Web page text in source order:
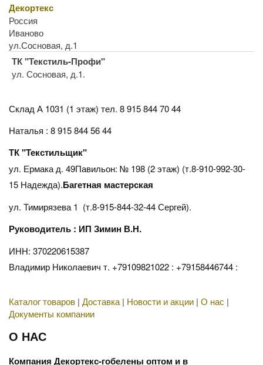
Декортекс
Россия
Иваново
ул.Сосновая, д.1
ТК "Текстиль-Профи"
ул. Сосновая, д.1.
Склад А 1031 (1 этаж) тел. 8 915 844 70 44
Наталья : 8 915 844 56 44
ТК "Текстильщик"
ул. Ермака д. 49Павильон: № 198 (2 этаж) (т.8-910-992-30-
15 Надежда).Багетная мастерская
ул. Тимирязева 1 (т.8-915-844-32-44 Сергей).
Руководитель : ИП Зимин В.Н.
ИНН: 370220615387
Владимир Николаевич т. +79109821022 : +79158446744 :
Каталог товаров | Доставка | Новости и акции | О нас |
Документы компании
О НАС
Компания Декортекс-гобелены оптом и в